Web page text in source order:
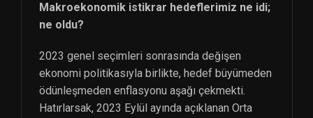
Makroekonomik istikrar hedeflerimiz ne idi;
ne oldu?
2023 genel seçimleri sonrasında değişen
ekonomi politikasıyla birlikte, hedef büyümeden
ödünleşmeden enflasyonu aşağı çekmekti.
Hatırlarsak, 2023 Eylül ayında açıklanan Orta